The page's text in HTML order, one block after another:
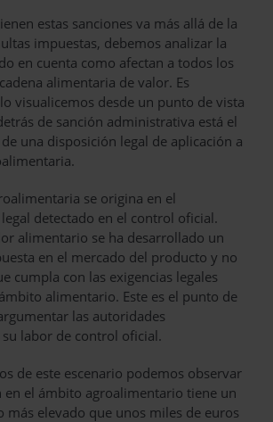
estas sanciones va más allá de la
impuestas, debemos analizar la
en cuenta como afectan a todos los
alimentaria de valor. Es
visualicemos desde un punto de vista
de sanción administrativa está el
una disposición legal de aplicación a
se origina en el
detectado en el control oficial.
alimentario se ha desarrollado un
en el mercado del producto y no
cumpla con las exigencias legales
alimentario. Este es el punto de
las autoridades
labor de control oficial.
de este escenario podemos observar
en el ámbito agroalimentario tiene un
elevado que unos miles de euros